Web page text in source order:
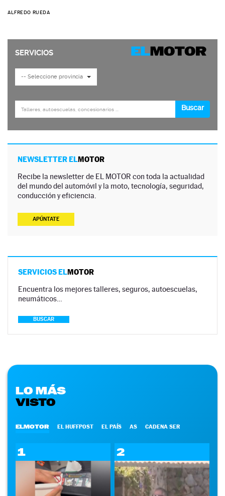
ALFREDO RUEDA
NEWSLETTER ELMOTOR
Recibe la newsletter de EL MOTOR con toda la actualidad
del mundo del automóvil y la moto, tecnología, seguridad,
conducción y eficiencia.
APÚNTATE
SERVICIOS ELMOTOR
Encuentra los mejores talleres, seguros, autoescuelas,
neumáticos…
BUSCAR
LO MÁS
VISTO
ELMOTOR EL HUFFPOST EL PAÍS AS CADENA SER
1 2